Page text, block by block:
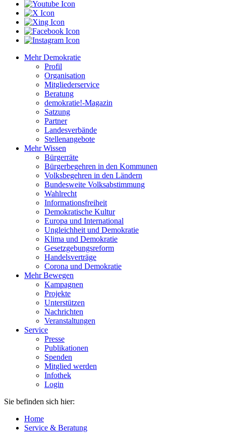
Mehr Demokratie
Profil
Organisation
Mitgliederservice
Beratung
demokratie!-Magazin
Satzung
Partner
Landesverbände
Stellenangebote
Mehr Wissen
Bürgerräte
Bürgerbegehren in den Kommunen
Volksbegehren in den Ländern
Bundesweite Volksabstimmung
Wahlrecht
Informationsfreiheit
Demokratische Kultur
Europa und International
Ungleichheit und Demokratie
Klima und Demokratie
Gesetzgebungsreform
Handelsverträge
Corona und Demokratie
Mehr Bewegen
Kampagnen
Projekte
Unterstützen
Nachrichten
Veranstaltungen
Service
Presse
Publikationen
Spenden
Mitglied werden
Infothek
Login
Sie befinden sich hier:
Home
Service & Beratung